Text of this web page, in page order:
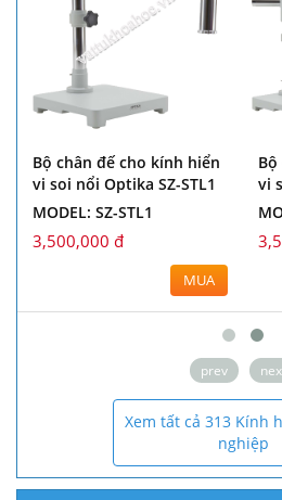
Bộ chân đế cho kính hiển
vi soi nổi Optika SZ-STL1
MODEL: SZ-STL1
3,500,000 đ
MUA
vi
prev
Xem tất cả 313 Kính
nghiệp